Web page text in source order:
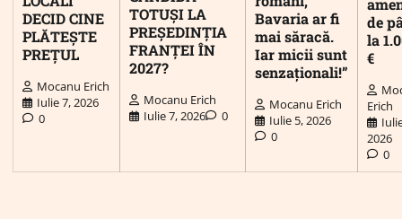
DECID CINE
PLĂTEȘTE
PREȚUL
Mocanu Erich
Iulie 7, 2026
0
TOTUȘI LA
PREȘEDINȚIA
FRANȚEI ÎN
2027?
Mocanu Erich
Iulie 7, 2026
0
Bavaria ar fi
mai săracă.
Iar micii sunt
senzaționali!”
Mocanu Erich
Iulie 5, 2026
0
de
la
€
Erich
2026
0